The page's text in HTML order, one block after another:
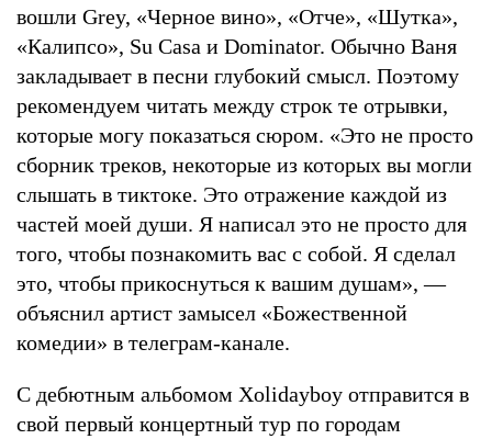
вошли Grey, «Черное вино», «Отче», «Шутка»,
«Калипсо», Su Casa и Dominator. Обычно Ваня
закладывает в песни глубокий смысл. Поэтому
рекомендуем читать между строк те отрывки,
которые могу показаться сюром. «Это не просто
сборник треков, некоторые из которых вы могли
слышать в тиктоке. Это отражение каждой из
частей моей души. Я написал это не просто для
того, чтобы познакомить вас с собой. Я сделал
это, чтобы прикоснуться к вашим душам», —
объяснил артист замысел «Божественной
комедии» в телеграм-канале.
С дебютным альбомом Xolidayboy отправится в
свой первый концертный тур по городам